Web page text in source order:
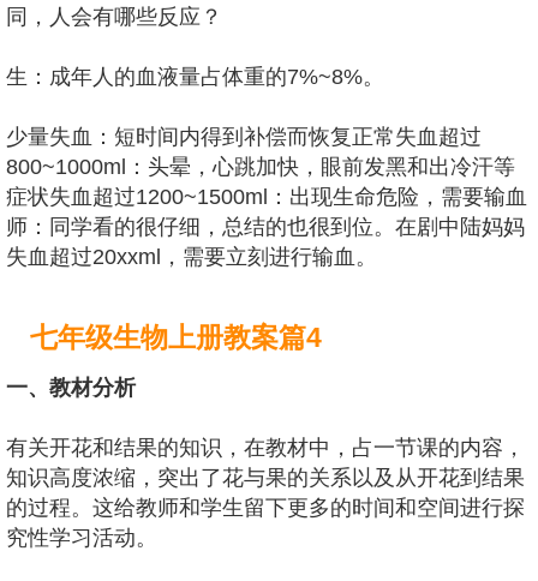
同，人会有哪些反应？
生：成年人的血液量占体重的7%~8%。
少量失血：短时间内得到补偿而恢复正常失血超过
800~1000ml：头晕，心跳加快，眼前发黑和出冷汗等
症状失血超过1200~1500ml：出现生命危险，需要输血
师：同学看的很仔细，总结的也很到位。在剧中陆妈妈
失血超过20xxml，需要立刻进行输血。
七年级生物上册教案篇4
一、教材分析
有关开花和结果的知识，在教材中，占一节课的内容，
知识高度浓缩，突出了花与果的关系以及从开花到结果
的过程。这给教师和学生留下更多的时间和空间进行探
究性学习活动。